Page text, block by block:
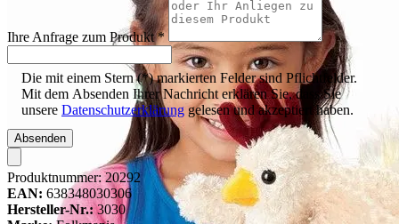
Ihre Anfrage zum Produkt*
Die mit einem Stern (*) markierten Felder sind Pflichtfelder.
Mit dem Absenden Ihrer Nachricht erklären Sie, dass Sie
unsere Datenschutzerklärung gelesen und akzeptiert haben.
Absenden
Produktnummer:20292
EAN: 638348030306
Hersteller-Nr.: 3030